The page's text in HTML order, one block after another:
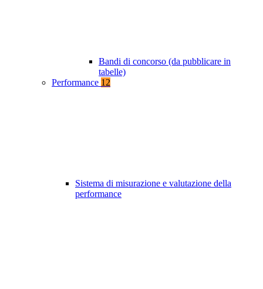
Bandi di concorso (da pubblicare in
tabelle)
Performance 12
Sistema di misurazione e valutazione della
performance